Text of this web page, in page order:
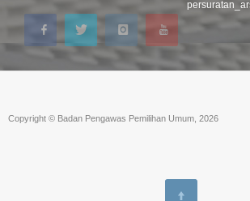
Copyright © Badan Pengawas Pemilihan Umum, 2026